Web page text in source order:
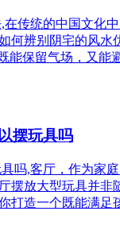
传统的中国文化
何辨别阴宅的风
能保留气场，又
摆玩具吗
吗,客厅，作为家
摆放大型玩具并
打造一个既能满